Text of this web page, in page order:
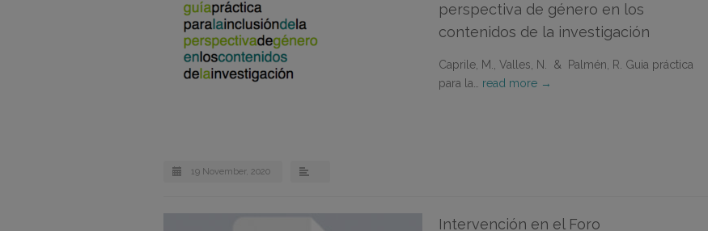
perspectiva de género en los
contenidos de la investigación
Caprile, M., Valles, N. & Palmén, R. Guia práctica
para la… read more →
19 November, 2020
Intervención en el Foro